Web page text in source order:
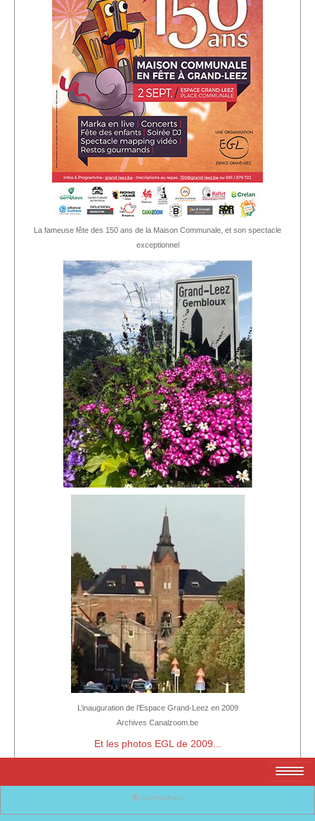
La fameuse fête des 150 ans de la Maison Communale, et son spectacle
exceptionnel
L’inauguration de l’Espace Grand-Leez en 2009
Archives Canalzoom.be
Et les photos EGL de 2009...
Facebook